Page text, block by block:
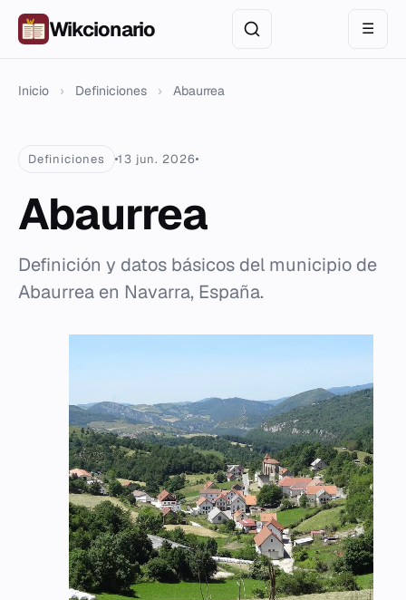
Wikcionario ☰
Inicio › Definiciones › Abaurrea
Definiciones 13 jun. 2026
Abaurrea
Definición y datos básicos del municipio de
Abaurrea en Navarra, España.